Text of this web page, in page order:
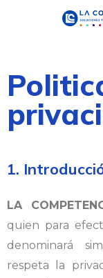
1.
LA
quien para
denominará
respeta la